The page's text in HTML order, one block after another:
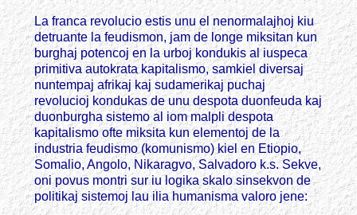
La franca revolucio estis unu el nenormalajhoj kiu
detruante la feudismon, jam de longe miksitan kun
burghaj potencoj en la urboj kondukis al iuspeca
primitiva autokrata kapitalismo, samkiel diversaj
nuntempaj afrikaj kaj sudamerikaj puchaj
revolucioj kondukas de unu despota duonfeuda kaj
duonburgha sistemo al iom malpli despota
kapitalismo ofte miksita kun elementoj de la
industria feudismo (komunismo) kiel en Etiopio,
Somalio, Angolo, Nikaragvo, Salvadoro k.s. Sekve,
oni povus montri sur iu logika skalo sinsekvon de
politikaj sistemoj lau ilia humanisma valoro jene: